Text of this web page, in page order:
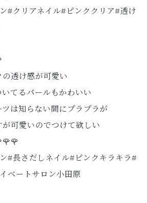
#クリアネイル#ピンククリア#透け
透け感が可愛い
てるパールもかわいい
は知らない間にプラプラが
可愛いのでつけて欲しい
#長さだしネイル#ピンクキラキラ#
ベートサロン小田原